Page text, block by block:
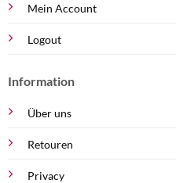
Mein Account
Logout
Information
Über uns
Retouren
Privacy